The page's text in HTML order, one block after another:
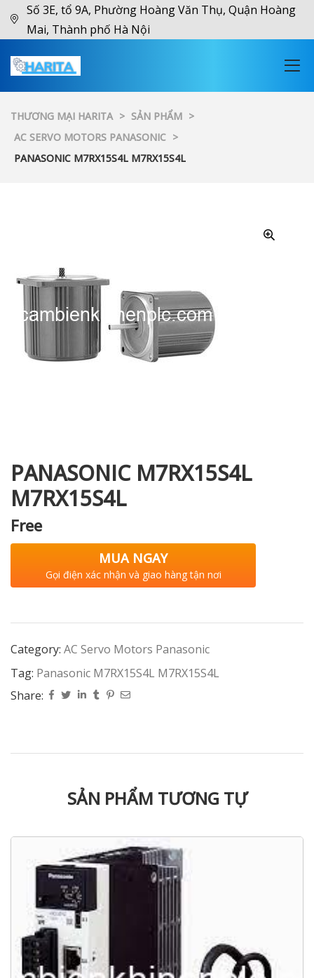
Số 3E, tổ 9A, Phường Hoàng Văn Thụ, Quận Hoàng
Mai, Thành phố Hà Nội
THƯƠNG MẠI HARITA > SẢN PHẨM >
AC SERVO MOTORS PANASONIC >
PANASONIC M7RX15S4L M7RX15S4L
PANASONIC M7RX15S4L
M7RX15S4L
Free
MUA NGAY
Gọi điện xác nhận và giao hàng tận nơi
Category: AC Servo Motors Panasonic
Tag: Panasonic M7RX15S4L M7RX15S4L
Share:
SẢN PHẨM TƯƠNG TỰ